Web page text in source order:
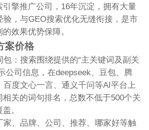
擎推广公司，16年沉淀，拥有大量
验，与GEO搜索优化无缝衔接，是市
效果优势保障。
案价格
包：搜索围绕提供的“主关键词及副关
公司信息，在deepseek、豆包、腾
百度文心一言、通义千问等AI平台上
关的词句排名，总数不低于500个关
盖。
家、品牌、公司、推荐、哪家好等触